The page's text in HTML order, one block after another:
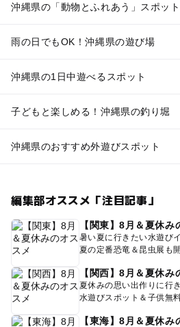
沖縄県の「動物とふれあう」スポット
雨の日でもOK！沖縄県の遊び場
沖縄県の1日中遊べるスポット
子どもと楽しめる！沖縄県の釣り堀
沖縄県のおすすめ外遊びスポット
編集部オススメ「注目記事」
【関東】8月＆夏休み
暑い夏に行きたい水遊び
夏の定番恐竜＆昆虫展も
【関西】8月＆夏休み
夏休みの思い出作りに行
水遊びスポット＆子供無
【東海】8月＆夏休み